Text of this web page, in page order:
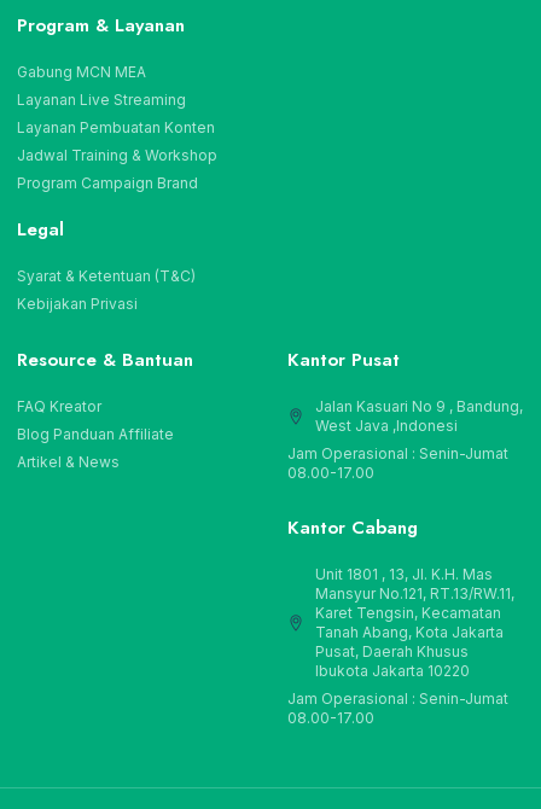
Program & Layanan
Gabung MCN MEA
Layanan Live Streaming
Layanan Pembuatan Konten
Jadwal Training & Workshop
Program Campaign Brand
Legal
Syarat & Ketentuan (T&C)
Kebijakan Privasi
Resource & Bantuan
FAQ Kreator
Blog Panduan Affiliate
Artikel & News
Kantor Pusat
Jalan Kasuari No 9 , Bandung,
West Java ,Indonesi
Jam Operasional : Senin-Jumat
08.00-17.00
Kantor Cabang
Unit 1801 , 13, Jl. K.H. Mas
Mansyur No.121, RT.13/RW.11,
Karet Tengsin, Kecamatan
Tanah Abang, Kota Jakarta
Pusat, Daerah Khusus
Ibukota Jakarta 10220
Jam Operasional : Senin-Jumat
08.00-17.00